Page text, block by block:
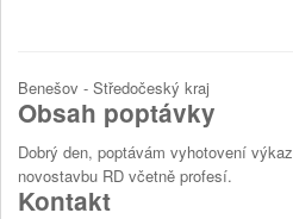
Benešov - Středočeský kraj
Obsah poptávky
Dobrý den, poptávám vyhotovení
novostavbu RD včetně profesí.
Kontakt